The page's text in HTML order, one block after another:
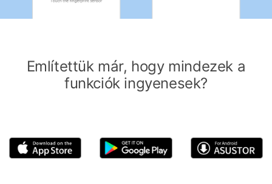
Említettük már, hogy mindezek a
funkciók ingyenesek?